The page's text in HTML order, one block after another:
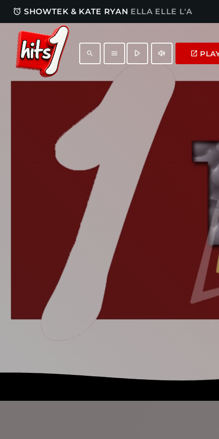
access_alarm SHOWTEK & KATE RYAN ELLA ELLE L'A
search menu play_arrow volume_up launch